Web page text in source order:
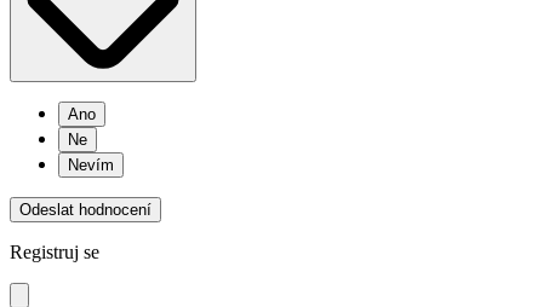
Ano
Ne
Nevím
Odeslat hodnocení
Registruj se